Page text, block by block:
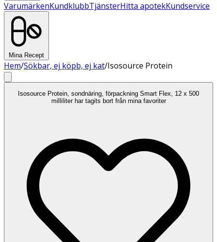
VarumärkenKundklubbTjänsterHitta apotekKundservice
Mina Recept
Hem/Sökbar, ej köpb, ej kat/Isosource Protein
Isosource Protein, sondnäring, förpackning Smart Flex, 12 x 500
milliliter har tagits bort från mina favoriter